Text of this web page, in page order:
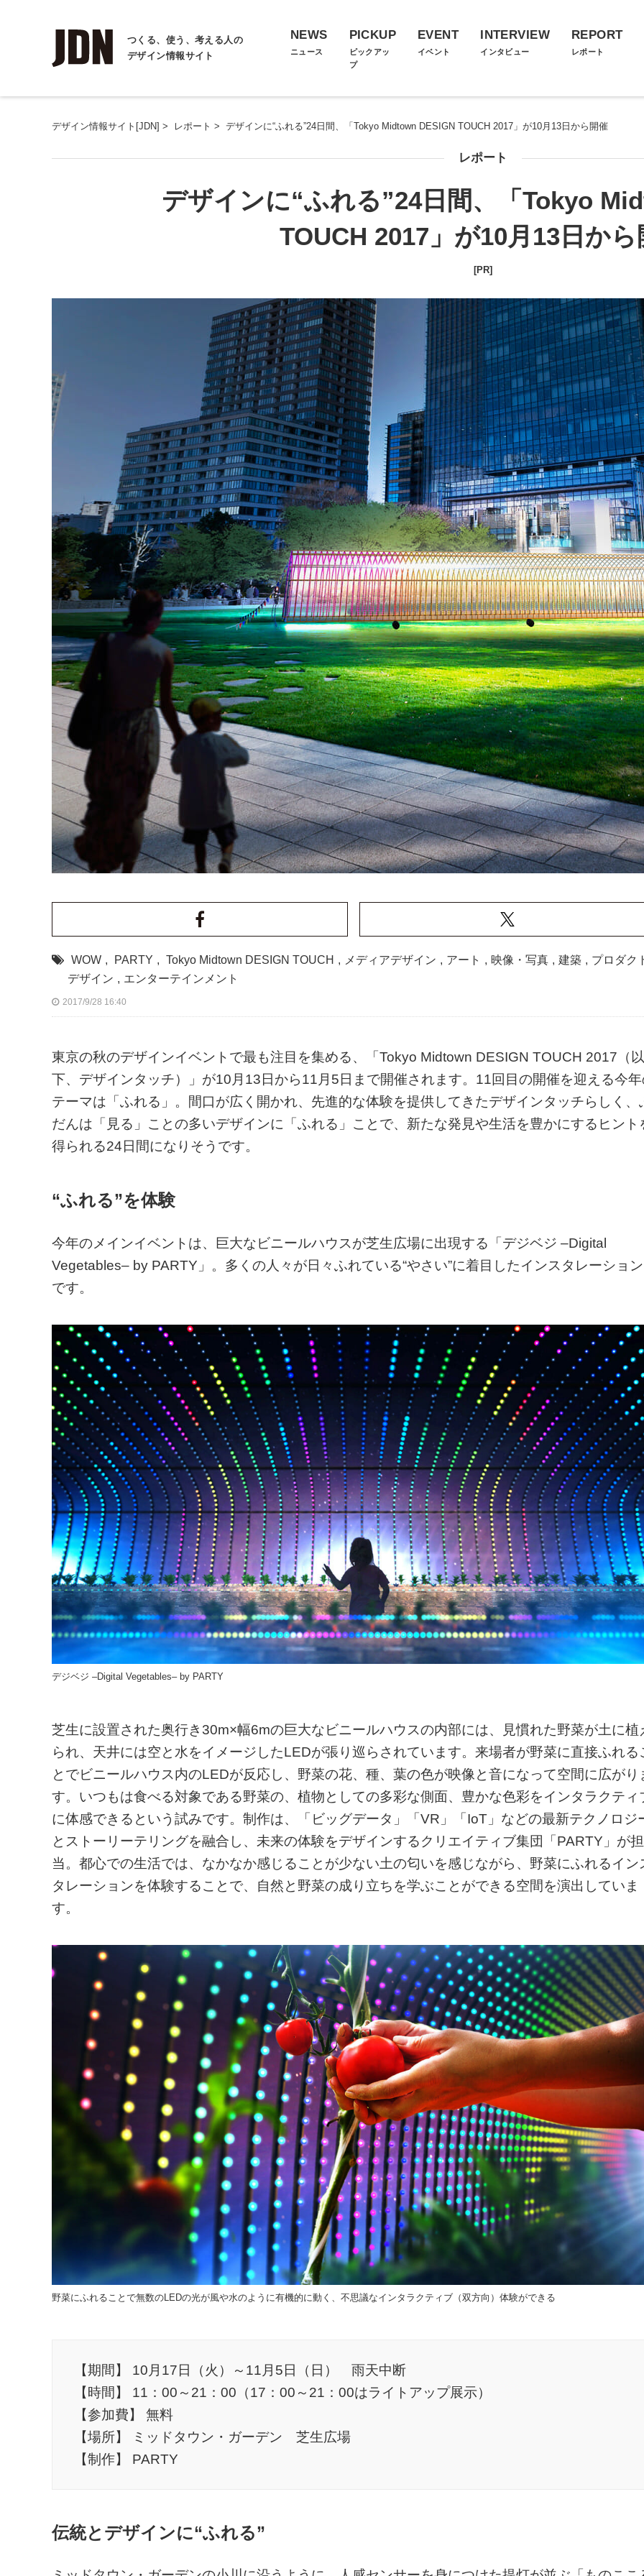
つくる、使う、考える人の
デザイン情報サイト
NEWS
ニュース
PICKUP
ピックアッ
プ
EVENT
イベント
INTERVIEW
インタビュー
REPORT
レポート
デザイン情報サイト[JDN] > レポート > デザインに“ふれる”24日間、「Tokyo Midtown DESIGN TOUCH 2017」が10月13日から開催
レポート
デザインに“ふれる”24日間、「Tokyo
TOUCH 2017」が10月13日から
[PR]
WOW , PARTY , Tokyo Midtown DESIGN TOUCH , メディアデザイン , アート , 映像・写真 , 建築 , プロダク
デザイン , エンターテインメント
2017/9/28 16:40
東京の秋のデザインイベントで最も注目を集める、「Tokyo Midtown DESIGN TOUCH 2017（以
下、デザインタッチ）」が10月13日から11月5日まで開催されます。11回目の開催を迎える今
テーマは「ふれる」。間口が広く開かれ、先進的な体験を提供してきたデザインタッチらしく、
だんは「見る」ことの多いデザインに「ふれる」ことで、新たな発見や生活を豊かにするヒント
得られる24日間になりそうです。
“ふれる”を体験
今年のメインイベントは、巨大なビニールハウスが芝生広場に出現する「デジベジ –Digital
Vegetables– by PARTY」。多くの人々が日々ふれている“やさい”に着目したインスタレーション
です。
デジベジ –Digital Vegetables– by PARTY
芝生に設置された奥行き30m×幅6mの巨大なビニールハウスの内部には、見慣れた野菜が土に植
られ、天井には空と水をイメージしたLEDが張り巡らされています。来場者が野菜に直接ふれる
とでビニールハウス内のLEDが反応し、野菜の花、種、葉の色が映像と音になって空間に広がり
す。いつもは食べる対象である野菜の、植物としての多彩な側面、豊かな色彩をインタラクティ
に体感できるという試みです。制作は、「ビッグデータ」「VR」「IoT」などの最新テクノロジ
とストーリーテリングを融合し、未来の体験をデザインするクリエイティブ集団「PARTY」が担
当。都心での生活では、なかなか感じることが少ない土の匂いを感じながら、野菜にふれるイン
タレーションを体験することで、自然と野菜の成り立ちを学ぶことができる空間を演出していま
す。
野菜にふれることで無数のLEDの光が風や水のように有機的に動く、不思議なインタラクティブ（双方向）体験ができる
【期間】 10月17日（火）～11月5日（日） 雨天中断
【時間】 11：00～21：00（17：00～21：00はライトアップ展示）
【参加費】 無料
【場所】 ミッドタウン・ガーデン 芝生広場
【制作】 PARTY
伝統とデザインに“ふれる”